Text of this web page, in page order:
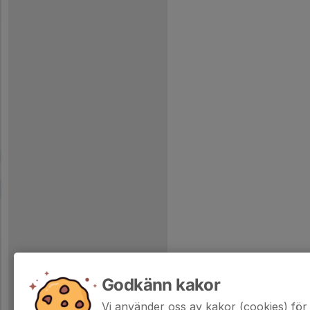
Godkänn kakor
Vi använder oss av kakor (cookies)